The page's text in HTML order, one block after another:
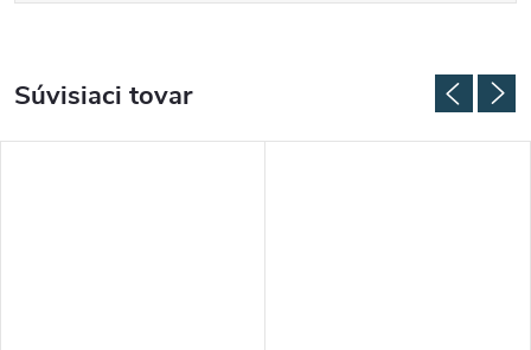
Súvisiaci tovar